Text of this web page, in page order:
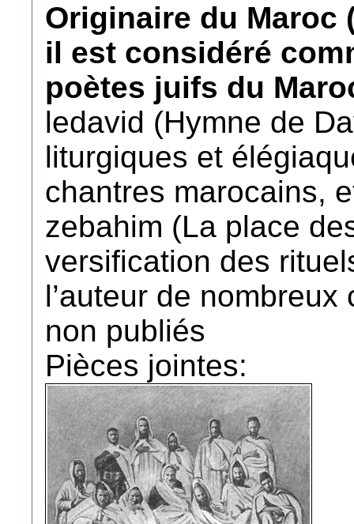
Originaire du Maroc
il est considéré
poètes juifs du
ledavid (Hymne de
liturgiques et
chantres marocains,
zebahim (La place
versification des
l’auteur de
non publiés
Pièces jointes: